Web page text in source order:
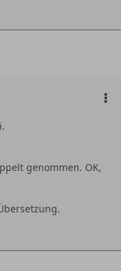
genommen. OK,